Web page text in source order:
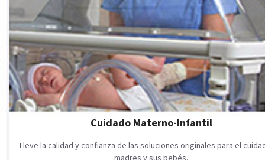
Cuidado Materno-Infantil
Lleve la calidad y confianza de las soluciones originales para el
madres y sus bebés.